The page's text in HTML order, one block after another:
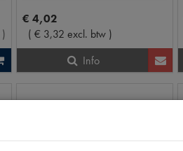
)
€ 4,02
( € 3,32 excl. btw )
Info